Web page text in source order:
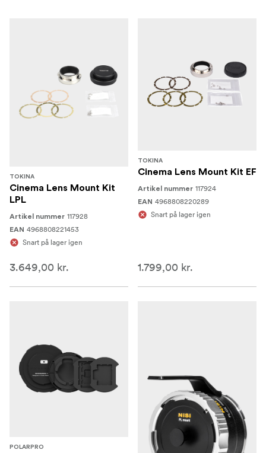
TOKINA
Cinema Lens Mount Kit
LPL
Artikel nummer 117928
EAN 4968808221453
Snart på lager igen
3.649,00 kr.
TOKINA
Cinema Lens Mount Kit EF
Artikel nummer 117924
EAN 4968808220289
Snart på lager igen
1.799,00 kr.
POLARPRO